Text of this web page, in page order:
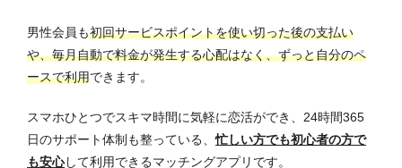
男性会員も初回サービスポイントを使い切った後の支払い
や、毎月自動で料金が発生する心配はなく、ずっと自分のペ
ースで利用できます。
スマホひとつでスキマ時間に気軽に恋活ができ、24時間365
日のサポート体制も整っている、忙しい方でも初心者の方で
も安心して利用できるマッチングアプリです。